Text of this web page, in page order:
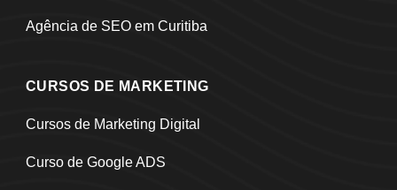
Agência de SEO em Curitiba
CURSOS DE MARKETING
Cursos de Marketing Digital
Curso de Google ADS